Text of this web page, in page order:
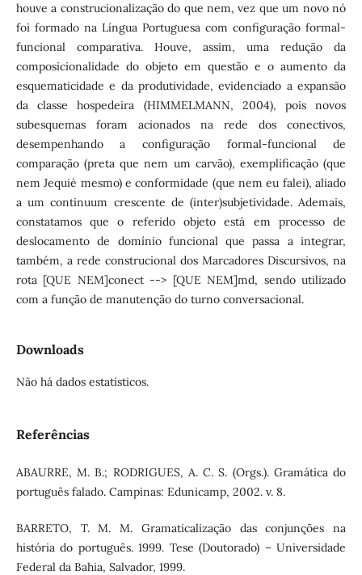
houve a construcionalização do que nem, vez que um novo nó
foi formado na Língua Portuguesa com configuração formal-
funcional comparativa. Houve, assim, uma redução da
composicionalidade do objeto em questão e o aumento da
esquematicidade e da produtividade, evidenciado a expansão
da classe hospedeira (HIMMELMANN, 2004), pois novos
subesquemas foram acionados na rede dos conectivos,
desempenhando a configuração formal-funcional de
comparação (preta que nem um carvão), exemplificação (que
nem Jequié mesmo) e conformidade (que nem eu falei), aliado
a um continuum crescente de (inter)subjetividade. Ademais,
constatamos que o referido objeto está em processo de
deslocamento de domínio funcional que passa a integrar,
também, a rede construcional dos Marcadores Discursivos, na
rota [QUE NEM]conect --> [QUE NEM]md, sendo utilizado
com a função de manutenção do turno conversacional.
Downloads
Não há dados estatísticos.
Referências
ABAURRE, M. B.; RODRIGUES, A. C. S. (Orgs.). Gramática do
português falado. Campinas: Edunicamp, 2002. v. 8.
BARRETO, T. M. M. Gramaticalização das conjunções na
história do português. 1999. Tese (Doutorado) – Universidade
Federal da Bahia, Salvador, 1999.